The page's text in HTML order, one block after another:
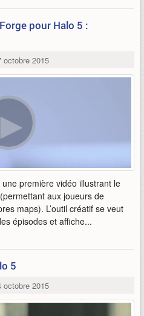
pour Halo 5 :
octobre 2015
première vidéo illustrant le
aux joueurs de
maps). L’outil créatif se veut
épisodes et affiche...
5
octobre 2015